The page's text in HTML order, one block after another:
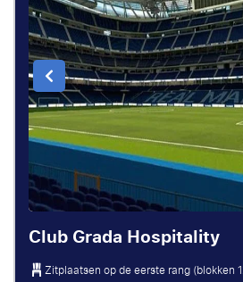
Club Grada Hospitality
Zitplaatsen op de eerste rang (blokken